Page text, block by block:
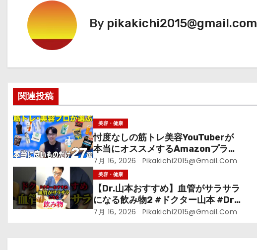
ビ
ゲ
シ
ョ
ン
By pikakichi2015@gmail.com
関連投稿
美容・健康
忖度なしの筋トレ美容YouTuberが
本当にオススメするAmazonプライ
ムデーセールで買うべきもの
7月 16, 2026 Pikakichi2015@gmail.com
美容・健康
【Dr.山本おすすめ】血管がサラサラ
になる飲み物2 #ドクター山本 #Dr.
山本#緑茶
7月 16, 2026 Pikakichi2015@gmail.com